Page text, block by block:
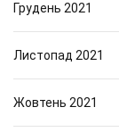
Грудень 2021
Листопад 2021
Жовтень 2021